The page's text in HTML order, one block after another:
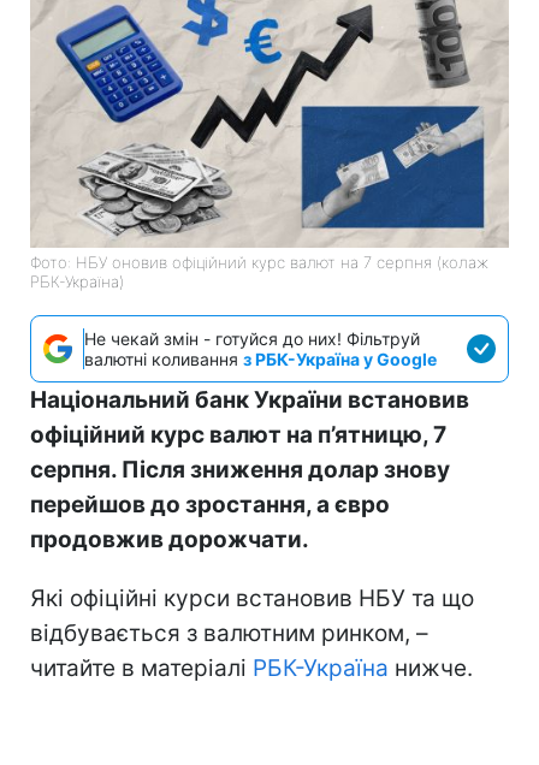
Фото: НБУ оновив офіційний курс валют на 7 серпня (колаж
РБК-Україна)
Не чекай змін - готуйся до них! Фільтруй
валютні коливання з РБК-Україна у Google
Національний банк України встановив
офіційний курс валют на п’ятницю, 7
серпня. Після зниження долар знову
перейшов до зростання, а євро
продовжив дорожчати.
Які офіційні курси встановив НБУ та що
відбувається з валютним ринком, –
читайте в матеріалі РБК-Україна нижче.